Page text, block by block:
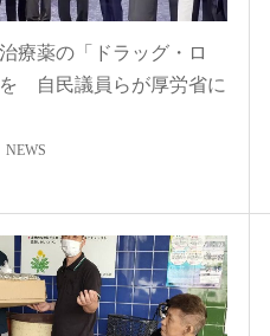
療薬の「ドラッグ・ロ
自民議員らが厚労省に
NEWS